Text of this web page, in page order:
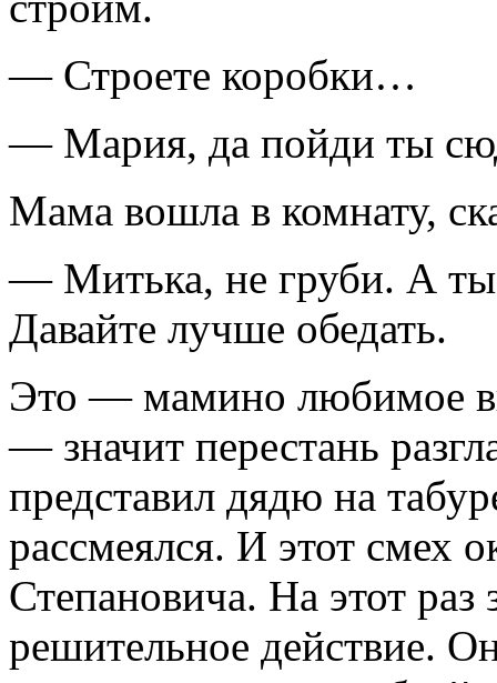
— Строете коробки…
— Мария, да пойди ты
Мама вошла в комнату,
— Митька, не груби. А
Давайте лучше обедать.
Это — мамино любимое
— значит перестань
представил дядю на
рассмеялся. И этот смех
Степановича. На этот раз
решительное действие.